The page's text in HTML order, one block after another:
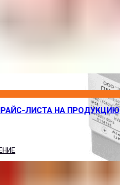
ЛИСТА НА ПРОДУКЦИЮ